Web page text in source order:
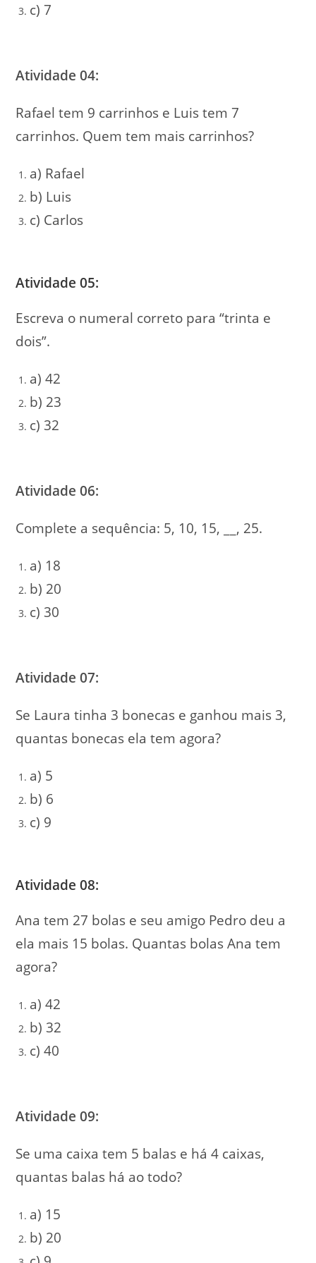
c) 7
Atividade 04:
Rafael tem 9 carrinhos e Luis tem 7
carrinhos. Quem tem mais carrinhos?
a) Rafael
b) Luis
c) Carlos
Atividade 05:
Escreva o numeral correto para “trinta e
dois”.
a) 42
b) 23
c) 32
Atividade 06:
Complete a sequência: 5, 10, 15, __, 25.
a) 18
b) 20
c) 30
Atividade 07:
Se Laura tinha 3 bonecas e ganhou mais 3,
quantas bonecas ela tem agora?
a) 5
b) 6
c) 9
Atividade 08:
Ana tem 27 bolas e seu amigo Pedro deu a
ela mais 15 bolas. Quantas bolas Ana tem
agora?
a) 42
b) 32
c) 40
Atividade 09:
Se uma caixa tem 5 balas e há 4 caixas,
quantas balas há ao todo?
a) 15
b) 20